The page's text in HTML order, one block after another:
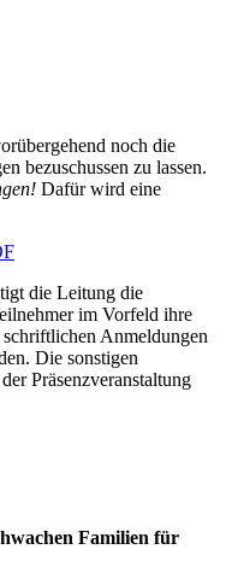
noch die
bezuschussen zu lassen.
Dafür wird eine
die Leitung die
im Vorfeld ihre
Anmeldungen
Die sonstigen
Präsenzveranstaltung
Familien für